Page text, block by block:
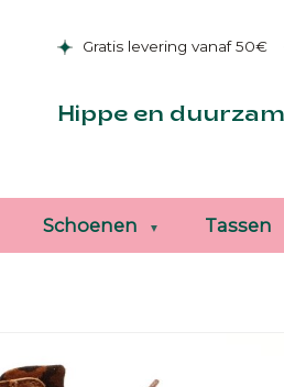
Gratis levering vanaf 50€
Hippe en
Schoenen Tassen